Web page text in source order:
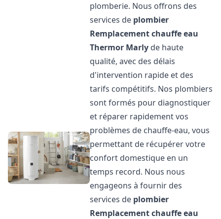
plomberie. Nous offrons des
services de plombier
Remplacement chauffe eau
Thermor Marly de haute
qualité, avec des délais
d'intervention rapide et des
tarifs compétitifs. Nos plombiers
sont formés pour diagnostiquer
et réparer rapidement vos
problèmes de chauffe-eau, vous
permettant de récupérer votre
confort domestique en un
temps record. Nous nous
engageons à fournir des
services de plombier
Remplacement chauffe eau